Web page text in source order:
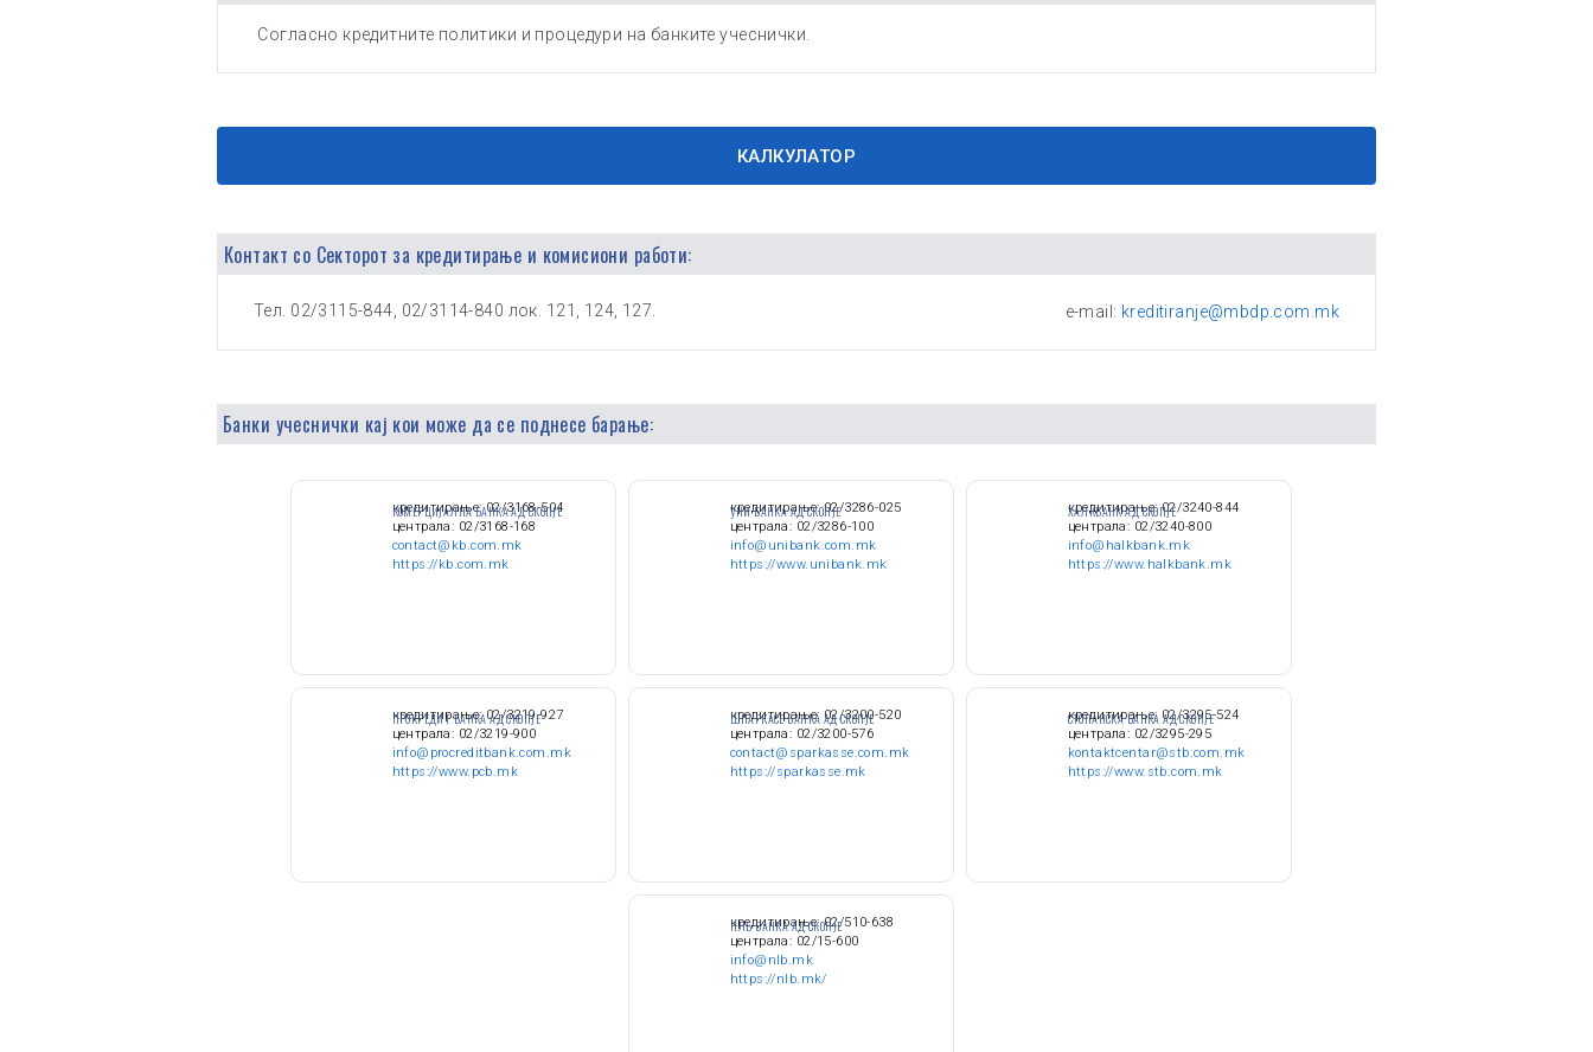
Согласно кредитните политики и процедури на банките учеснички.
КАЛКУЛАТОР
Контакт со Секторот за кредитирање и комисиони работи:
Тел. 02/3115-844, 02/3114-840 лок. 121, 124, 127. e-mail: kreditiranje@mbdp.com.mk
Банки учеснички кај кои може да се поднесе барање:
КОМЕРЦИЈАЛНА БАНКА АД СКОПЈЕ
кредитирање: 02/3168-504
централа: 02/3168-168
contact@kb.com.mk
https://kb.com.mk
УНИ БАНКА АД СКОПЈЕ
кредитирање: 02/3286-025
централа: 02/3286-100
info@unibank.com.mk
https://www.unibank.mk
ХАЛКБАНК АД СКОПЈЕ
кредитирање: 02/3240-844
централа: 02/3240-800
info@halkbank.mk
https://www.halkbank.mk
ПРОКРЕДИТ БАНКА АД СКОПЈЕ
кредитирање: 02/3219-927
централа: 02/3219-900
info@procreditbank.com.mk
https://www.pcb.mk
ШПАРКАСЕ БАНКА АД СКОПЈЕ
кредитирање: 02/3200-520
централа: 02/3200-576
contact@sparkasse.com.mk
https://sparkasse.mk
СТОПАНСКА БАНКА АД СКОПЈЕ
кредитирање: 02/3295-524
централа: 02/3295-295
kontaktcentar@stb.com.mk
https://www.stb.com.mk
НЛБ БАНКА АД СКОПЈЕ
кредитирање: 02/510-638
централа: 02/15-600
info@nlb.mk
https://nlb.mk/